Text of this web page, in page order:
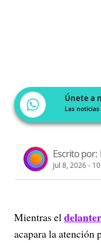
Únete a
Las
Escrito por:
Jul 8, 2026 -
Mientras el
acapara la atención